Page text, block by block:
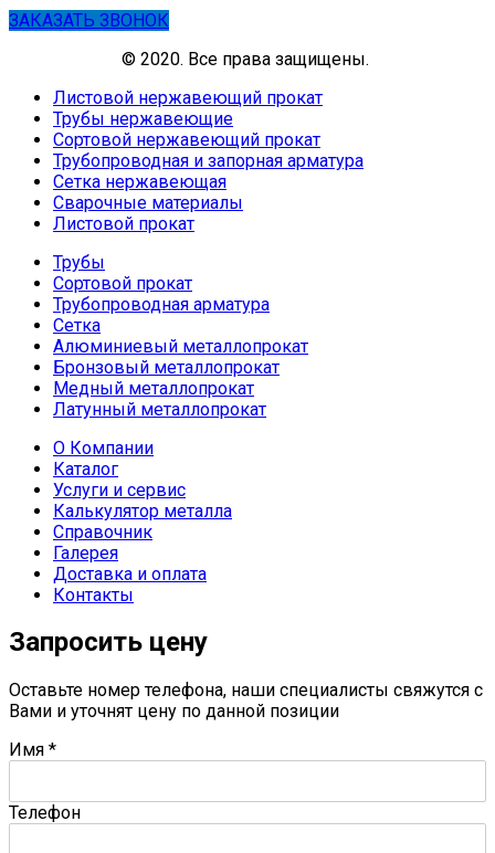
ЗАКАЗАТЬ ЗВОНОК
© 2020. Все права защищены.
Листовой нержавеющий прокат
Трубы нержавеющие
Сортовой нержавеющий прокат
Трубопроводная и запорная арматура
Сетка нержавеющая
Сварочные материалы
Листовой прокат
Трубы
Сортовой прокат
Трубопроводная арматура
Сетка
Алюминиевый металлопрокат
Бронзовый металлопрокат
Медный металлопрокат
Латунный металлопрокат
О Компании
Каталог
Услуги и сервис
Калькулятор металла
Справочник
Галерея
Доставка и оплата
Контакты
Запросить цену
Оставьте номер телефона, наши специалисты свяжутся с
Вами и уточнят цену по данной позиции
Имя *
Телефон